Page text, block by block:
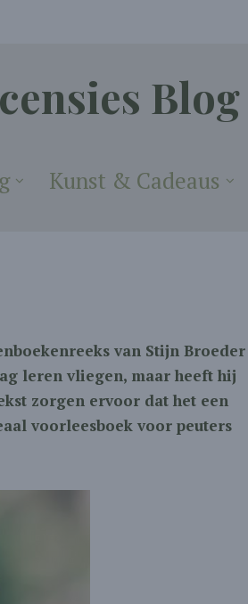
Blog
Kunst & Cadeaus
van Stijn Broeder
leren vliegen, maar heeft hij
zorgen ervoor dat het een
voorleesboek voor peuters